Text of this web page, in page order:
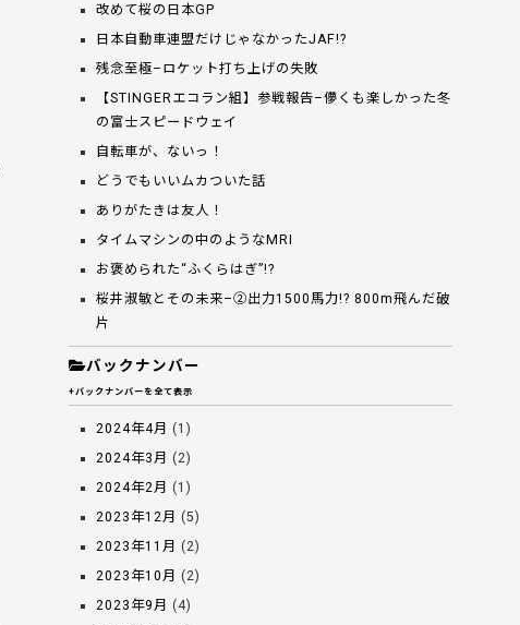
改めて桜の日本GP
日本自動車連盟だけじゃなかったJAF!?
残念至極–ロケット打ち上げの失敗
【STINGERエコラン組】参戦報告–儚くも楽しかった冬
の富士スピードウェイ
自転車が、ないっ！
どうでもいいムカついた話
ありがたきは友人！
タイムマシンの中のようなMRI
お褒められた“ふくらはぎ”!?
桜井淑敏とその未来–②出力1500馬力!? 800m飛んだ破
片
バックナンバー
+バックナンバーを全て表示
2024年4月 (1)
2024年3月 (2)
2024年2月 (1)
2023年12月 (5)
2023年11月 (2)
2023年10月 (2)
2023年9月 (4)